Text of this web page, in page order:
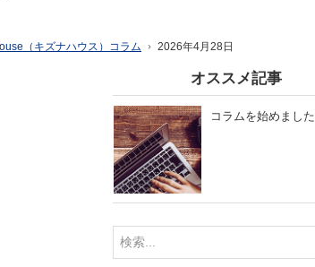
（キズナハウス）コラム 2026年4月28日
オススメ記事
コラムを始めました